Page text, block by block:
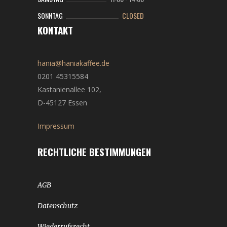
SONNTAG
CLOSED
KONTAKT
hania@haniakaffee.de
0201 45315584
Kastanienallee 102,
D-45127 Essen
Impressum
RECHTLICHE BESTIMMUNGEN
AGB
Datenschutz